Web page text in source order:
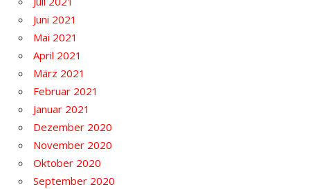
Juni 2021
Mai 2021
April 2021
März 2021
Februar 2021
Januar 2021
Dezember 2020
November 2020
Oktober 2020
September 2020